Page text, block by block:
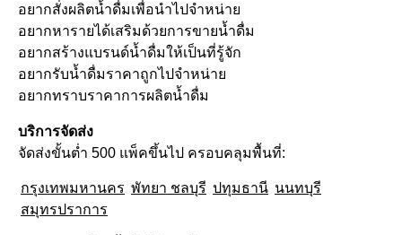
อยากสั่งผลิตน้ำดื่มเพื่อนำไปจำหน่าย
อยากหารายได้เสริมด้วยการขายน้ำดื่ม
อยากสร้างแบรนด์น้ำดื่มให้เป็นที่รู้จัก
อยากรับน้ำดื่มราคาถูกไปจำหน่าย
อยากทราบราคาการผลิตน้ำดื่ม
บริการจัดส่ง
จัดส่งขั้นต่ำ 500 แพ็คขึ้นไป ครอบคลุมพื้นที่:
กรุงเทพมหานคร พัทยา ชลบุรี ปทุมธานี นนทบุรี
สมุทรปราการ